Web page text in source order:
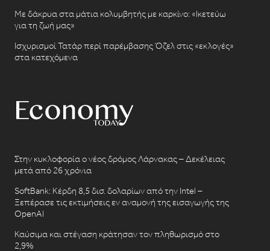
Με δάκρυα στα μάτια κολυμβητής με καρκίνο: «Ικετεύω
για τη ζωή μας»
Ισχυρισμοί Τατάρ περί παρέμβασης Όζελ στις «εκλογές»
στα κατεχόμενα
Στην κυκλοφορία ο νέος δρόμος Λάρνακας – Δεκέλειας
μετά από 26 χρόνια
SoftBank: Κέρδη 8,5 δισ. δολαρίων από την Intel –
Ξεπέρασε τις εκτιμήσεις εν αναμονή της εισαγωγής της
OpenAI
Καύσιμα και στέγαση κράτησαν τον πληθωρισμό στο
2,9%